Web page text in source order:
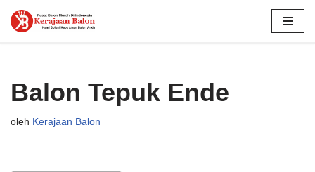
Balon Tepuk Ende
oleh Kerajaan Balon